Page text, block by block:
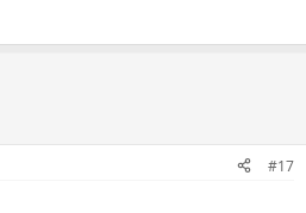
#17